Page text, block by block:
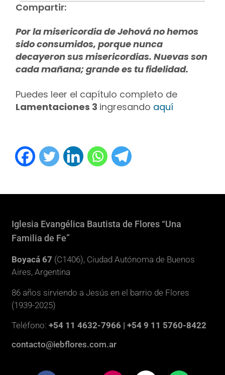
Compartir:
Por la misericordia de Jehová no hemos
sido consumidos, porque nunca
decayeron sus misericordias. Nuevas son
cada mañana; grande es tu fidelidad.
Puedes leer el capítulo completo de
Lamentaciones 3 ingresando aquí
Iglesia Evangélica Bautista de Flores “Una
Familia de Fe”
Boyacá 67 (C1406), Ciudad Autónoma de Buenos
Aires, Argentina
86 años sirviendo a Jesús en el barrio de Flores
(1939-2025)
Teléfono:+54 11 4632-7966 | +54 9 11 5760-8422
contacto@iebflores.com.ar